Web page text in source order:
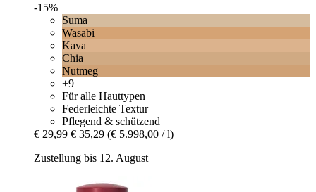
-15%
Suma
Wasabi
Kava
Chia
Nutmeg
+9
Für alle Hauttypen
Federleichte Textur
Pflegend & schützend
€ 29,99 € 35,29 (€ 5.998,00 / l)
Zustellung bis 12. August